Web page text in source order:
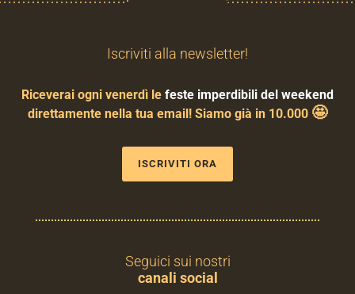
Iscriviti alla newsletter!
Riceverai ogni venerdì le feste imperdibili del weekend
direttamente nella tua email! Siamo già in 10.000 🤩
ISCRIVITI ORA
Seguici sui nostri
canali social